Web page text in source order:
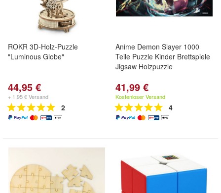
ROKR 3D-Holz-Puzzle
"Luminous Globe"
44,95 €
+ 1,95 € Versand
2
Anime Demon Slayer 1000
Teile Puzzle Kinder Brettspiele
Jigsaw Holzpuzzle
41,99 €
Kostenloser Versand
4